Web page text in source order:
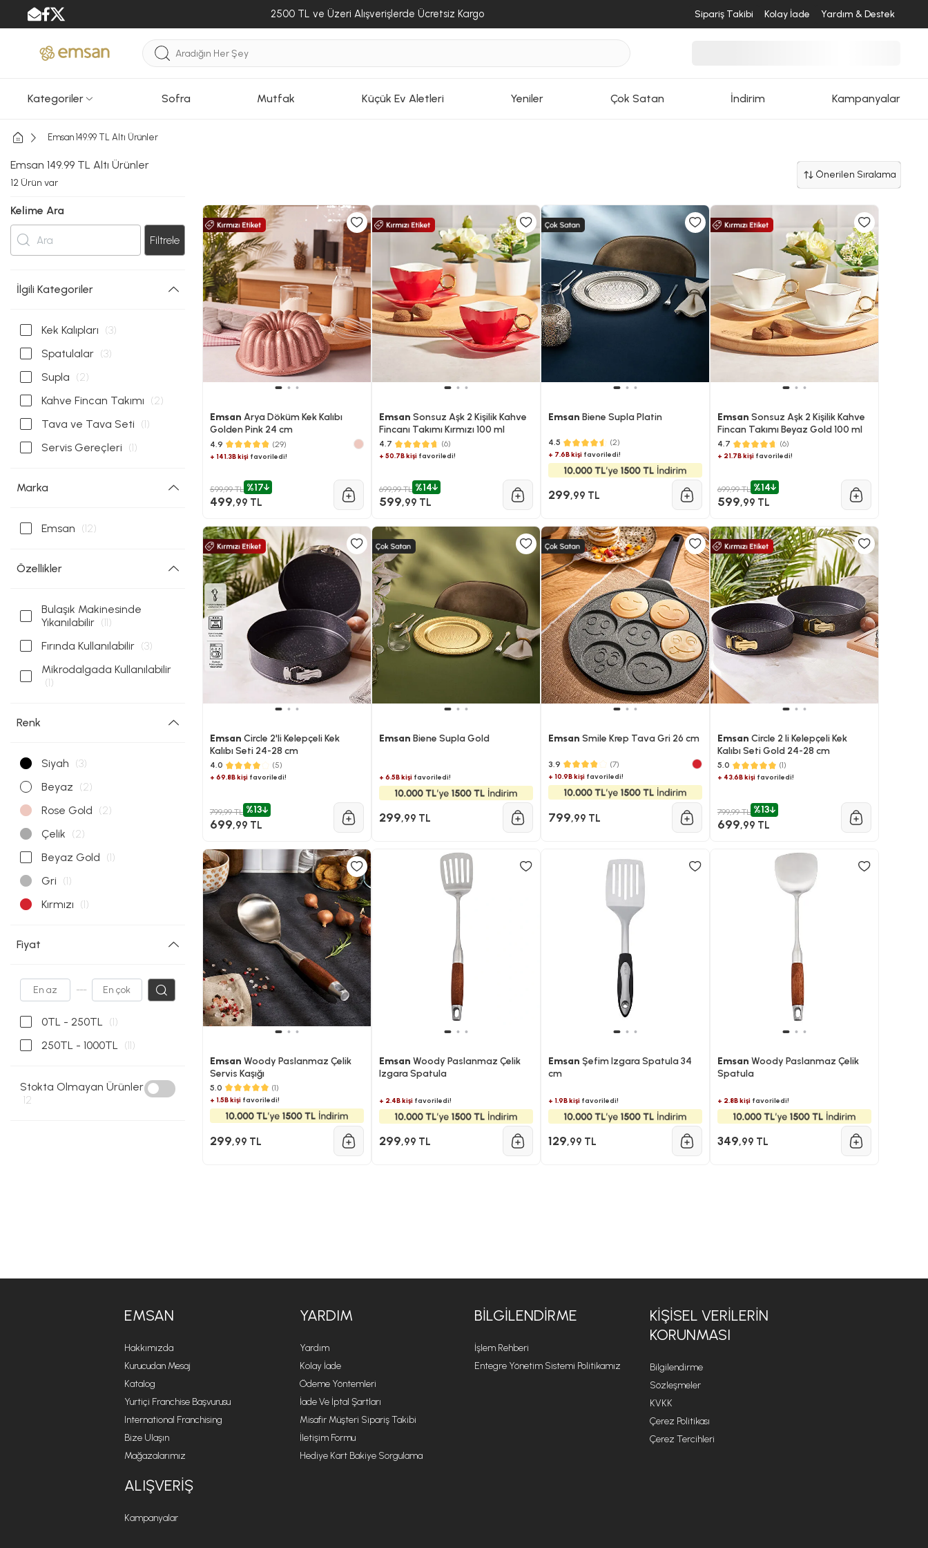
2500 TL ve Üzeri Alışverişlerde Ücretsiz Kargo Sipariş Takibi Kolay İade Yardım & Destek
Kategoriler Sofra Mutfak Küçük Ev Aletleri Yeniler Çok Satan İndirim Kampanyalar
Emsan 149.99 TL Altı Ürünler
Emsan 149.99 TL Altı Ürünler
12 Ürün var
Kelime Ara
Filtrele
İlgili Kategoriler
Kek Kalıpları (3)
Spatulalar (3)
Supla (2)
Kahve Fincan Takımı (2)
Tava ve Tava Seti (1)
Servis Gereçleri (1)
Marka
Emsan (12)
Özellikler
Bulaşık Makinesinde
Yıkanılabilir (11)
Fırında Kullanılabilir (3)
Mikrodalgada Kullanılabilir
(1)
Renk
Siyah (3)
Beyaz (2)
Rose Gold (2)
Çelik (2)
Beyaz Gold (1)
Gri (1)
Kırmızı (1)
Fiyat
---
0TL - 250TL (1)
250TL - 1000TL (11)
Stokta Olmayan Ürünler
12
Önerilen Sıralama
Emsan Arya Döküm Kek Kalıbı
Golden Pink 24 cm
4.9 (29)
+ 141.3B kişifavoriledi!
599,99 TL %17
499,99 TL
Emsan Sonsuz Aşk 2 Kişilik Kahve
Fincanı Takımı Kırmızı 100 ml
4.7 (6)
+ 50.7B kişifavoriledi!
699,99 TL %14
599,99 TL
Emsan Biene Supla Platin
4.5 (2)
+ 7.6B kişifavoriledi!
299,99 TL
Emsan Sonsuz Aşk 2 Kişilik Kahve
Fincan Takımı Beyaz Gold 100 ml
4.7 (6)
+ 21.7B kişi favoriledi!
699,99 TL %14
599,99 TL
Emsan Circle 2'li Kelepçeli Kek
Kalıbı Seti 24-28 cm
4.0 (5)
+ 69.8B kişifavoriledi!
799,99 TL %13
699,99 TL
Emsan Biene Supla Gold
+ 6.5B kişifavoriledi!
299,99 TL
Emsan Smile Krep Tava Gri 26 cm
3.9 (7)
+ 10.9B kişifavoriledi!
799,99 TL
Emsan Circle 2 li Kelepçeli Kek
Kalıbı Seti Gold 24-28 cm
5.0 (1)
+ 43.6B kişi favoriledi!
799,99 TL %13
699,99 TL
Emsan Woody Paslanmaz Çelik
Servis Kaşığı
5.0 (1)
+ 1.5B kişifavoriledi!
299,99 TL
Emsan Woody Paslanmaz Çelik
Izgara Spatula
+ 2.4B kişifavoriledi!
299,99 TL
Emsan Şefim Izgara Spatula 34
cm
+ 1.9B kişifavoriledi!
129,99 TL
Emsan Woody Paslanmaz Çelik
Spatula
+ 2.8B kişi favoriledi!
349,99 TL
EMSAN
Hakkımızda
Kurucudan Mesaj
Katalog
Yurtiçi Franchise Başvurusu
International Franchising
Bize Ulaşın
Mağazalarımız
YARDIM
Yardım
Kolay İade
Ödeme Yöntemleri
İade Ve İptal Şartları
Misafir Müşteri Sipariş Takibi
İletişim Formu
Hediye Kart Bakiye Sorgulama
BILGILENDIRME
İşlem Rehberi
Entegre Yönetim Sistemi Politikamız
KİŞİSEL VERİLERİN
KORUNMASI
Bilgilendirme
Sözleşmeler
KVKK
Çerez Politikası
Çerez Tercihleri
ALIŞVERIŞ
Kampanyalar